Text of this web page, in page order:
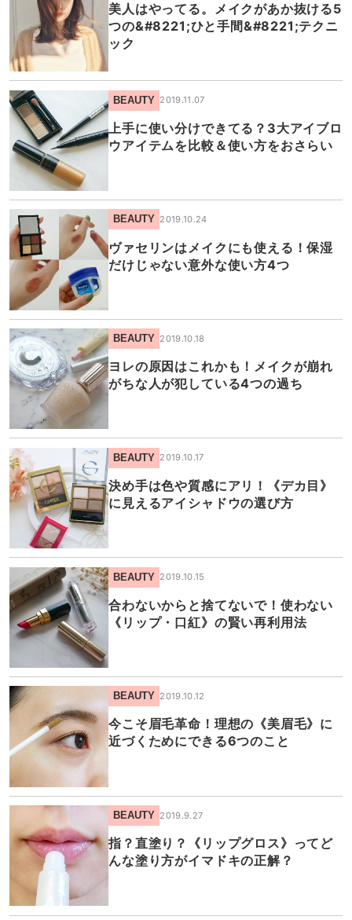
美人はやってる。メイクがあか抜ける5
つの&#8221;ひと手間&#8221;テクニ
ック
BEAUTY 2019.11.07
上手に使い分けできてる？3大アイブロ
ウアイテムを比較＆使い方をおさらい
BEAUTY 2019.10.24
ヴァセリンはメイクにも使える！保湿
だけじゃない意外な使い方4つ
BEAUTY 2019.10.18
ヨレの原因はこれかも！メイクが崩れ
がちな人が犯している4つの過ち
BEAUTY 2019.10.17
決め手は色や質感にアリ！《デカ目》
に見えるアイシャドウの選び方
BEAUTY 2019.10.15
合わないからと捨てないで！使わない
《リップ・口紅》の賢い再利用法
BEAUTY 2019.10.12
今こそ眉毛革命！理想の《美眉毛》に
近づくためにできる6つのこと
BEAUTY 2019.9.27
指？直塗り？《リップグロス》ってど
んな塗り方がイマドキの正解？